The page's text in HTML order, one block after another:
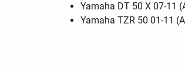
Yamaha DT 50 X 07-11
Yamaha TZR 50 01-11